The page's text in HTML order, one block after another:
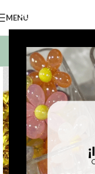
MENU